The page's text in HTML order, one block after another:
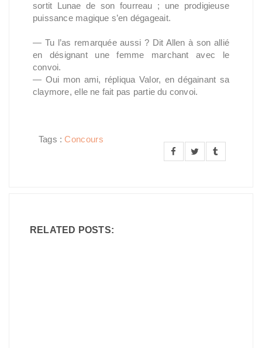
sortit Lunae de son fourreau ; une prodigieuse
puissance magique s’en dégageait.
— Tu l’as remarquée aussi ? Dit Allen à son allié
en désignant une femme marchant avec le
convoi.
— Oui mon ami, répliqua Valor, en dégainant sa
claymore, elle ne fait pas partie du convoi.
Tags :Concours
RELATED POSTS: